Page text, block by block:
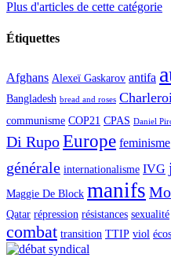
Plus d'articles de cette catégorie
Étiquettes
Afghans Alexeï Gaskarov antifa
Bangladesh bread and roses Charleroi
communisme COP21 CPAS Daniel
Di RupoEurope feminisme
générale internationalisme IVG
Maggie De Block manifs
Qatar répression résistances sexualité
combat transition TTIP viol